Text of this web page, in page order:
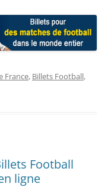
France, Billets Football,
Football
ligne